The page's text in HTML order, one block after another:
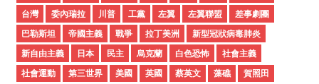
e
s
台灣
委內瑞拉 川普 工黨 左翼 左翼聯盟
差事劇團
巴勒斯坦
帝國主義 戰爭 拉丁美洲
新型冠狀病毒肺炎
新自由主義
日本 民主 烏克蘭 白色恐怖
社會主義
社會運動
第三世界 美國 英國 蔡英文 藻礁
賀照田